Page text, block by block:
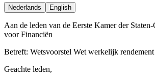
Nederlands English
Aan de leden van de Eerste Kamer der Staten-
voor Financiën
Betreft: Wetsvoorstel Wet werkelijk
Geachte leden,